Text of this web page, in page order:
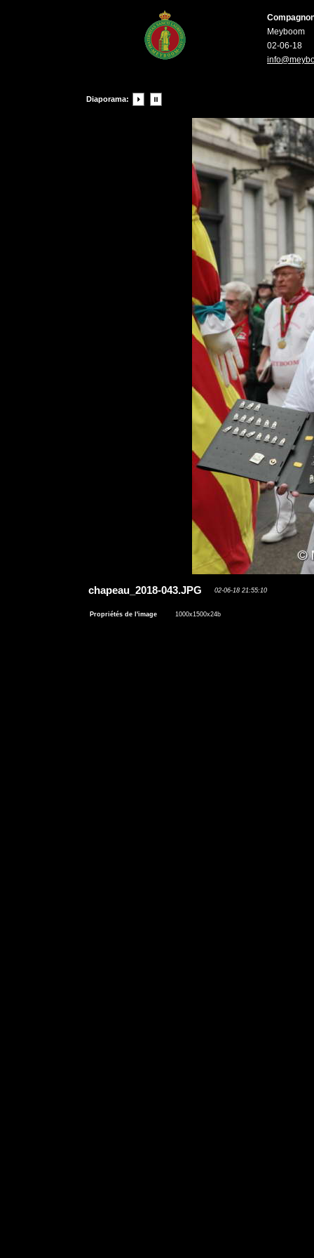
Meyboom
02-06-18
Diaporama:
chapeau_2018-043.JPG 02-06-18 21:55:10
Propriétés de l'image 1000x1500x24b